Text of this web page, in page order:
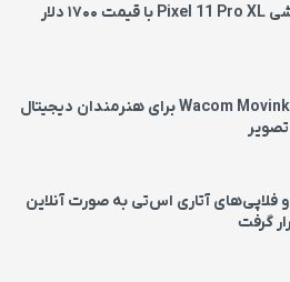
جعبه‌های گوشی Pixel 11 Pro XL با قیمت ۱۷۰۰ دلار
تبلت Wacom MovinkPad 11 برای هنرمندان دیجیتال
و فلاپی‌های آتاری اس‌تی به‌ صورت آنلاین
گرفت